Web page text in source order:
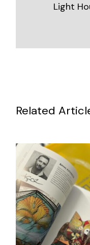
Light
Related